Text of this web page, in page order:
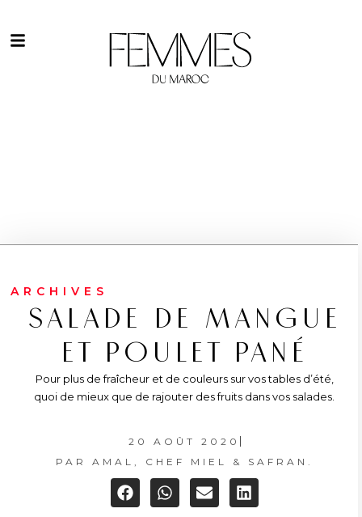
ARCHIVES
SALADE DE MANGUE
ET POULET PANÉ
Pour plus de fraîcheur et de couleurs sur vos tables d’été,
quoi de mieux que de rajouter des fruits dans vos salades.
20 AOÛT 2020
PAR
AMAL, CHEF MIEL & SAFRAN.